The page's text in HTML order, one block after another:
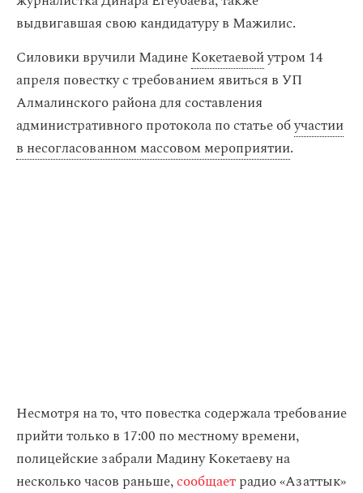
выдвигавшая свою кандидатуру в Мажилис.
Силовики вручили МадинеКокетаевойутром 14
апреля повестку с требованием явиться в УП
Алмалинского района для составления
административного протокола по статье обучастии
в несогласованном массовом мероприятии.
Несмотря на то, что повестка содержала требование
прийти только в 17:00 по местному времени,
полицейские забрали Мадину Кокетаеву на
несколько часов раньше,сообщаетрадио «Азаттык‎»